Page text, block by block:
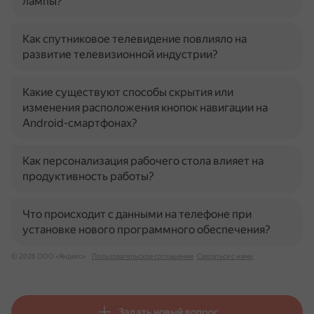
Как спутниковое телевидение повлияло на
развитие телевизионной индустрии?
Какие существуют способы скрытия или
изменения расположения кнопок навигации на
Android-смартфонах?
Как персонализация рабочего стола влияет на
продуктивность работы?
Что происходит с данными на телефоне при
установке нового программного обеспечения?
© 2026 ООО «Яндекс» Пользовательское соглашение Связаться с нами